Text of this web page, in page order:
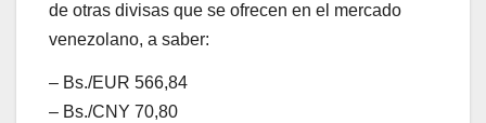
de otras divisas que se ofrecen en el mercado
venezolano, a saber:
– Bs./EUR 566,84
– Bs./CNY 70,80